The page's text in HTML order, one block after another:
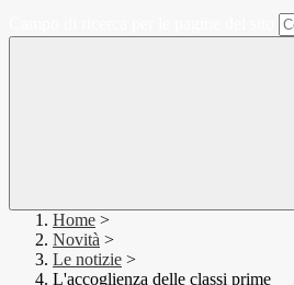
Home >
Novità >
Le notizie >
L'accoglienza delle classi prime